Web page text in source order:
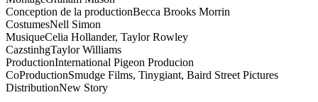
Conception de la productionBecca Brooks Morrin
CostumesNell Simon
MusiqueCelia Hollander, Taylor Rowley
CazstinhgTaylor Williams
ProductionInternational Pigeon Producion
CoProductionSmudge Films, Tinygiant, Baird Street Pictures
DistributionNew Story